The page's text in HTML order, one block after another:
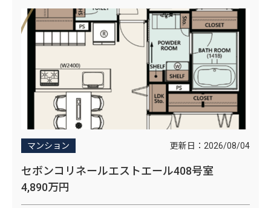
マンション 更新日： 2026/08/04
セボンコリネールエストエール408号室
4,890万円